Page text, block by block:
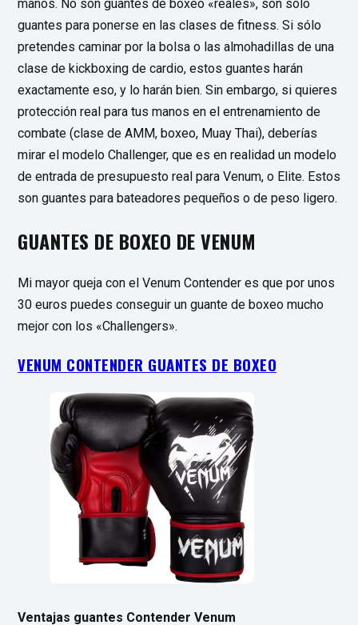
manos. No son guantes de boxeo «reales», son sólo
guantes para ponerse en las clases de fitness. Si sólo
pretendes caminar por la bolsa o las almohadillas de una
clase de kickboxing de cardio, estos guantes harán
exactamente eso, y lo harán bien. Sin embargo, si quieres
protección real para tus manos en el entrenamiento de
combate (clase de AMM, boxeo, Muay Thai), deberías
mirar el modelo Challenger, que es en realidad un modelo
de entrada de presupuesto real para Venum, o Elite. Estos
son guantes para bateadores pequeños o de peso ligero.
GUANTES DE BOXEO DE VENUM
Mi mayor queja con el Venum Contender es que por unos
30 euros puedes conseguir un guante de boxeo mucho
mejor con los «Challengers».
VENUM CONTENDER GUANTES DE BOXEO
Ventajas guantes Contender Venum